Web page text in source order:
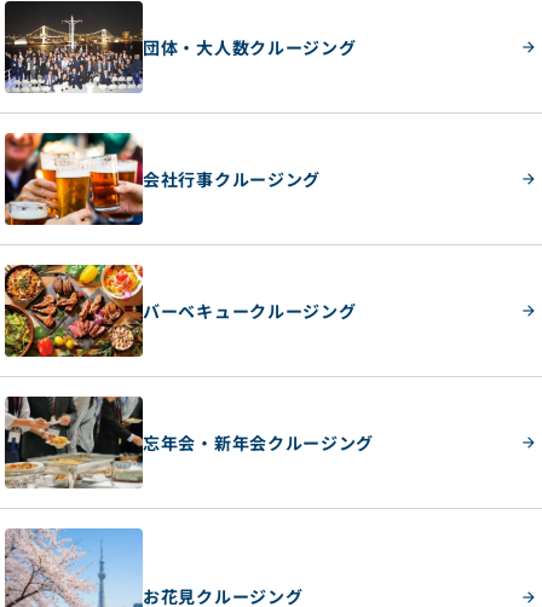
団体・大人数クルージング
会社行事クルージング
バーベキュークルージング
忘年会・新年会クルージング
お花見クルージング